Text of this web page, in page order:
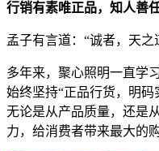
行销有素唯正品，知人善
孟子有言道：“诚者，天
多年来，聚心照明一直学
始终坚持“正品行货，明码
无论是从产品质量，还是
力，给消费者带来最大的